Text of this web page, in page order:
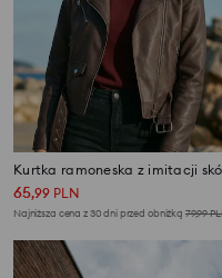
Kurtka ramoneska z imitacji
65,99 PLN
Najniższa cena z 30 dni przed obniżką 79,99